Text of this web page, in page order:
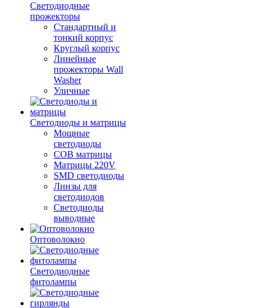
Светодиодные
прожекторы
Стандартный и
тонкий корпус
Круглый корпус
Линейные
прожекторы Wall
Washer
Уличные
Светодиоды и матрицы
Мощные
светодиоды
COB матрицы
Матрицы 220V
SMD светодиоды
Линзы для
светодиодов
Светодиоды
выводные
Оптоволокно
Светодиодные
фитолампы